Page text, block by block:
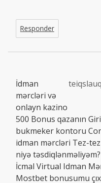
Responder
teiqslauq
İdman
mərcləri və
onlayn kazino
500 Bonus qazanın
bukmeker kontoru
idman mərcləri Tez-
niyə
İcmal Virtual Idman
Mostbet bonusumu